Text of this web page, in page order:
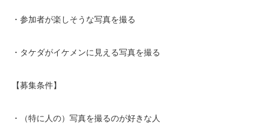
・参加者が楽しそうな写真を撮る
・タケダがイケメンに見える写真を撮る
【募集条件】
・（特に人の）写真を撮るのが好きな人